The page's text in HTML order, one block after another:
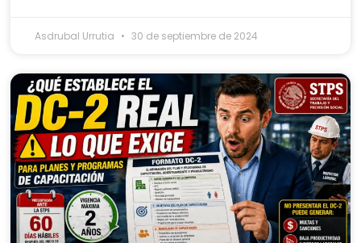
Asdrubal Urrutia 30 de septiembre de 2024